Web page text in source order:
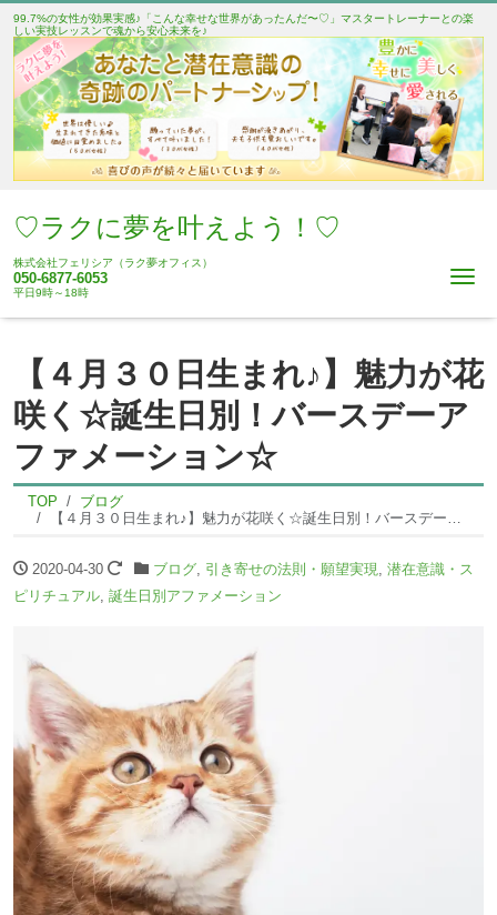
99.7%の女性が効果実感♪「こんな幸せな世界があったんだ〜♡」マスタートレーナーとの楽
しい実技レッスンで魂から安心未来を♪
♡ラクに夢を叶えよう！♡
株式会社フェリシア（ラク夢オフィス）
050-6877-6053
平日9時～18時
【４月３０日生まれ♪】魅力が花
咲く☆誕生日別！バースデーア
ファメーション☆
TOP
ブログ
【４月３０日生まれ♪】魅力が花咲く☆誕生日別！バースデーアファメーション☆
2020-04-30 ブログ, 引き寄せの法則・願望実現
潜在意識・ス
ピリチュアル 誕生日別アファメーション